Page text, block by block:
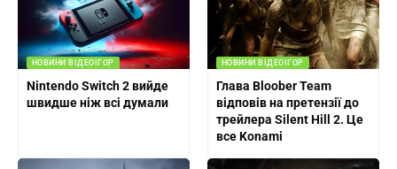
НОВИНИ ВІДЕОІГОР
Nintendo Switch 2 вийде
швидше ніж всі думали
НОВИНИ ВІДЕОІГОР
Глава Bloober Team
відповів на претензії до
трейлера Silent Hill 2. Це
все Konami